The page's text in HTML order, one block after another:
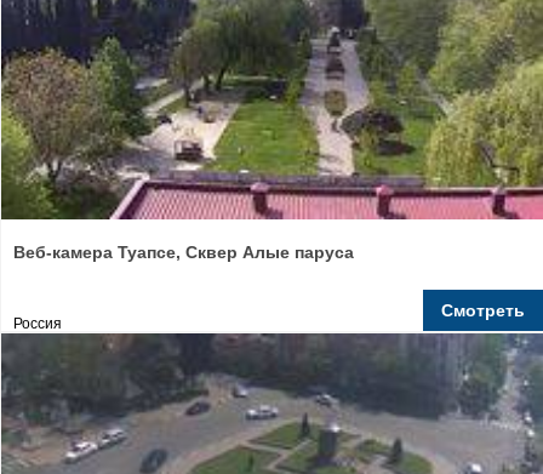
Веб-камера Туапсе, Сквер Алые паруса
Россия
Смотреть